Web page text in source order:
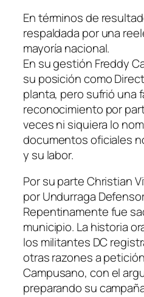
En términos de
respaldada por una
mayoría nacional.
En su gestión Freddy
su posición como
planta, pero sufrió una
reconocimiento por
veces ni siquiera lo
documentos oficiales
y su labor.
Por su parte Christian
por Undurraga
Repentinamente fue
municipio. La historia
los militantes DC
otras razones a
Campusano, con el
preparando su